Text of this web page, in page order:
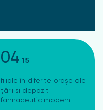
04 15
filiale în diferite orașe ale
țării și depozit
farmaceutic modern